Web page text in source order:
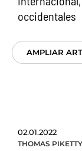
occidentales
AMPLIAR
02.01.2022
THOMAS PIKETTY